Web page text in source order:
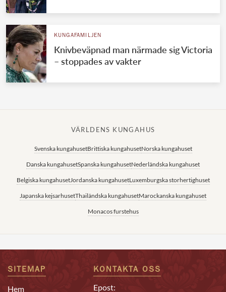
KUNGAFAMILJEN
Knivbeväpnad man närmade sig Victoria
– stoppades av vakter
VÄRLDENS KUNGAHUS
Svenska kungahusetBrittiska kungahusetNorska kungahuset
Danska kungahusetSpanska kungahusetNederländska kungahuset
Belgiska kungahusetJordanska kungahusetLuxemburgska storhertighuset
Japanska kejsarhusetThailändska kungahusetMarockanska kungahuset
Monacos furstehus
SITEMAP
Hem
KONTAKTA OSS
Epost: